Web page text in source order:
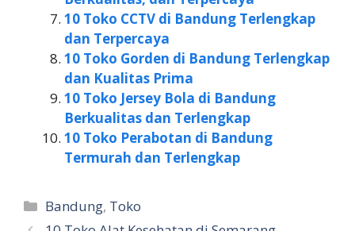
10 Toko CCTV di Bandung Terlengkap
dan Terpercaya
10 Toko Gorden di Bandung Terlengkap
dan Kualitas Prima
10 Toko Jersey Bola di Bandung
Berkualitas dan Terlengkap
10 Toko Perabotan di Bandung
Termurah dan Terlengkap
Kategori
Bandung, Toko